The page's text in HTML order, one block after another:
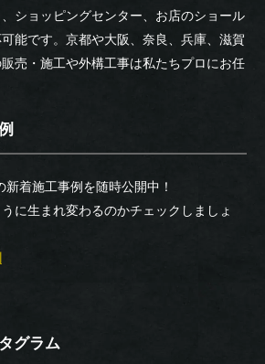
ショッピングセンター、お店のショール
能です。京都や大阪、奈良、兵庫、滋賀
売・施工や外構工事は私たちプロにお任
着施工事例を随時公開中！
に生まれ変わるのかチェックしましょ
グラム